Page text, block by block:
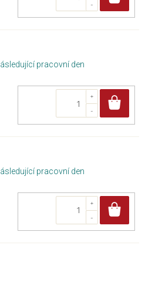
pracovní den
pracovní den